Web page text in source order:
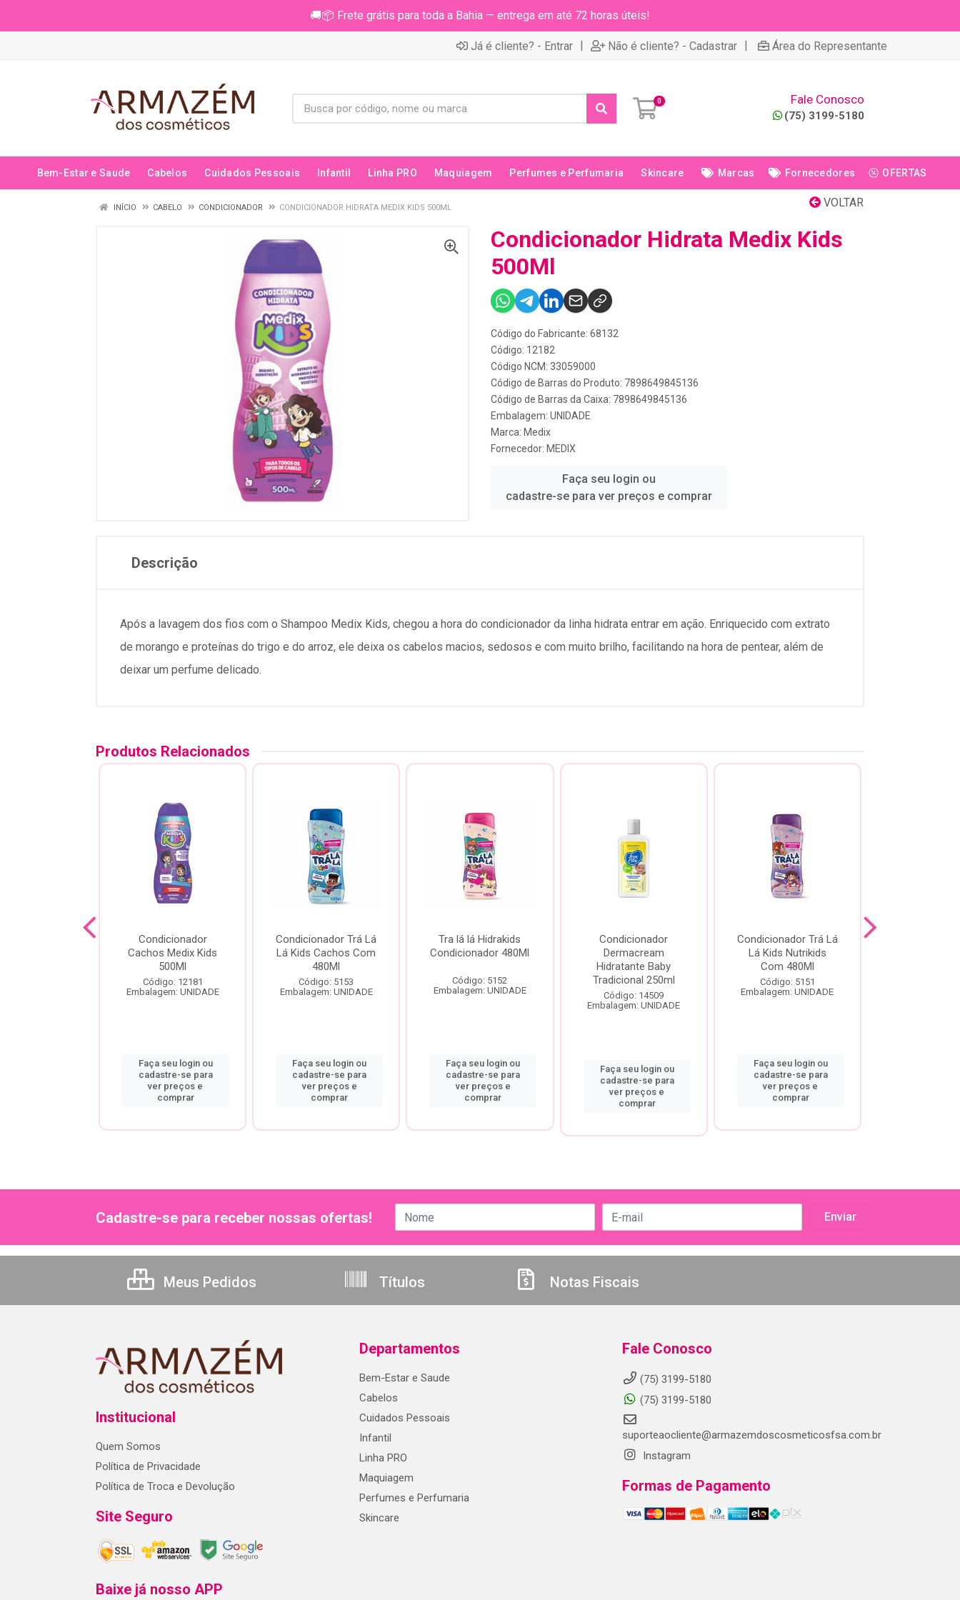
🚚📦 Frete grátis para toda a Bahia — entrega em até 72 horas úteis!
Já é cliente? - Entrar | Não é cliente? - Cadastrar | Área do Representante
0 Fale Conosco
(75) 3199-5180
Bem-Estar e Saude Cabelos Cuidados Pessoais Infantil Linha PRO Maquiagem Perfumes e Perfumaria Skincare Marcas Fornecedores OFERTAS
VOLTAR
INÍCIO CABELO CONDICIONADOR CONDICIONADOR HIDRATA MEDIX KIDS 500ML
Condicionador Hidrata Medix Kids
500Ml
Código do Fabricante: 68132
Código: 12182
Código NCM: 33059000
Código de Barras do Produto: 7898649845136
Código de Barras da Caixa: 7898649845136
Embalagem: UNIDADE
Marca: Medix
Fornecedor: MEDIX
Faça seu login ou
cadastre-se para ver preços e comprar
Descrição
Após a lavagem dos fios com o Shampoo Medix Kids, chegou a hora do condicionador da linha hidrata entrar em ação. Enriquecido com extrato
de morango e proteínas do trigo e do arroz, ele deixa os cabelos macios, sedosos e com muito brilho, facilitando na hora de pentear, além de
deixar um perfume delicado.
Produtos Relacionados
Condicionador
Cachos Medix Kids
500Ml
Código: 12181
Embalagem: UNIDADE
Faça seu login ou
cadastre-se para
ver preços e
comprar
Condicionador Trá Lá
Lá Kids Cachos Com
480Ml
Código: 5153
Embalagem: UNIDADE
Faça seu login ou
cadastre-se para
ver preços e
comprar
Tra lá lá Hidrakids
Condicionador 480Ml
Código: 5152
Embalagem: UNIDADE
Faça seu login ou
cadastre-se para
ver preços e
comprar
Condicionador
Dermacream
Hidratante Baby
Tradicional 250ml
Código: 14509
Embalagem: UNIDADE
Faça seu login ou
cadastre-se para
ver preços e
comprar
Condicionador Trá Lá
Lá Kids Nutrikids
Com 480Ml
Código: 5151
Embalagem: UNIDADE
Faça seu login ou
cadastre-se para
ver preços e
comprar
Cadastre-se para receber nossas ofertas!
Meus Pedidos Títulos Notas Fiscais
Institucional
Quem Somos
Política de Privacidade
Política de Troca e Devolução
Site Seguro
Baixe já nosso APP
Departamentos
Bem-Estar e Saude
Cabelos
Cuidados Pessoais
Infantil
Linha PRO
Maquiagem
Perfumes e Perfumaria
Skincare
Fale Conosco
(75) 3199-5180
(75) 3199-5180
suporteaocliente@armazemdoscosmeticosfsa.com.br
Instagram
Formas de Pagamento